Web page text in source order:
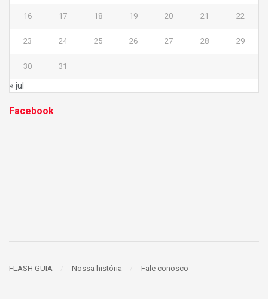
16 17 18 19 20 21 22
23 24 25 26 27 28 29
30 31
« jul
Facebook
FLASH GUIA Nossa história Fale conosco